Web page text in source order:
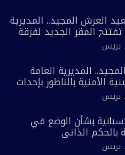
الذكرى 27 لعيد العرش المجيد.. المديرية
المقر الجديد لفرقة
بريس
المديرية العامة
الأمنية بالناظور بإحداث
بريس
بشأن الوضع في
بالحكم الذاتي
بريس